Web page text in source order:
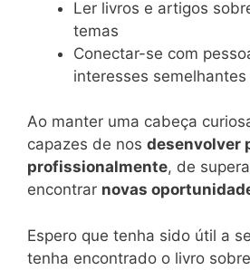
Ler livros e artigos
temas
Conectar-se com
interesses semelhantes
Ao manter uma cabeça
capazes de nos desenvolver
profissionalmente, de
encontrar novas
Espero que tenha sido útil a
tenha encontrado o livro